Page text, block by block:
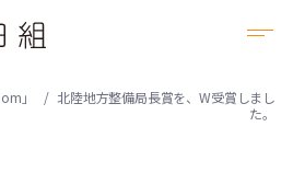
」
北陸地方整備局長賞を、W受賞しまし
た。